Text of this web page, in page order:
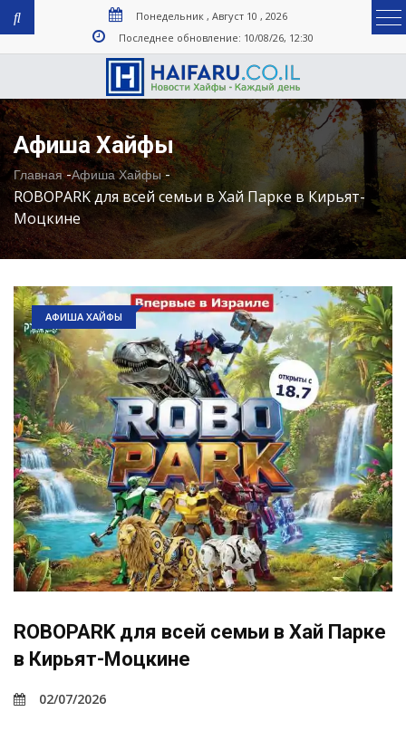
Понедельник , Август 10 , 2026
Последнее обновление: 10/08/26, 12:30
Афиша Хайфы
Главная-Афиша Хайфы-
ROBOPARK для всей семьи в Хай Парке в Кирьят-
Моцкине
АФИША ХАЙФЫ
ROBOPARK для всей семьи в Хай Парке
в Кирьят-Моцкине
02/07/2026